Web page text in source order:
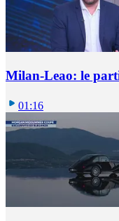
Milan-Leao: le
01:16